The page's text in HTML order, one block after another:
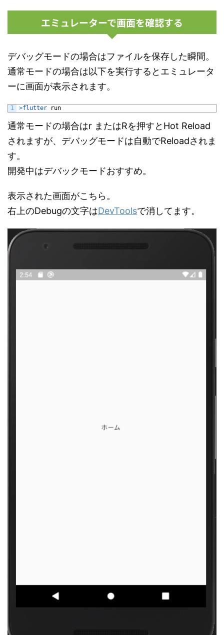
エミュレーターで画面を確認する
デバッグモードの場合はファイルを保存した瞬間。
通常モードの場合は以下を実行するとエミュレータ
ーに画面が表示されます。
1 >flutter run
通常モードの場合はr またはRを押すとHot Reload
されますが、デバッグモードは自動でReloadされま
す。
開発中はデバックモードおすすめ。
表示された画面がこちら。
右上のDebugの文字はDevToolsで消してます。